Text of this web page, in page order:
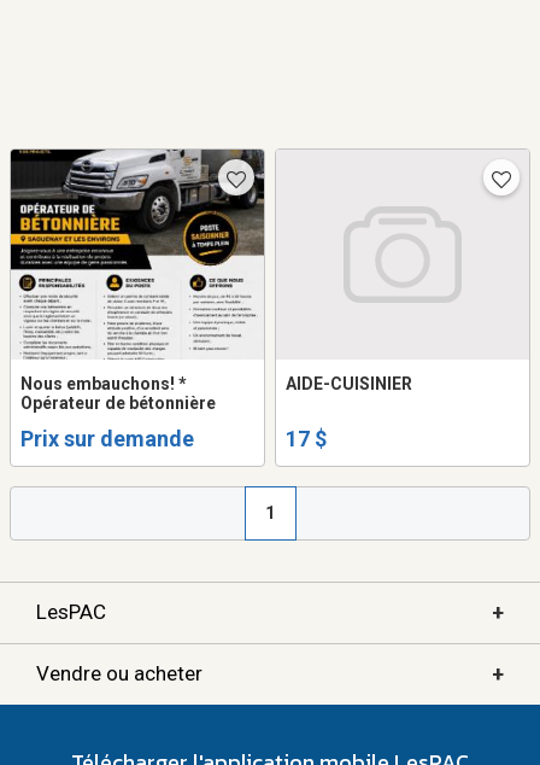
Nous embauchons! *
Opérateur de bétonnière
Prix sur demande
AIDE-CUISINIER
17 $
1
LesPAC +
Vendre ou acheter +